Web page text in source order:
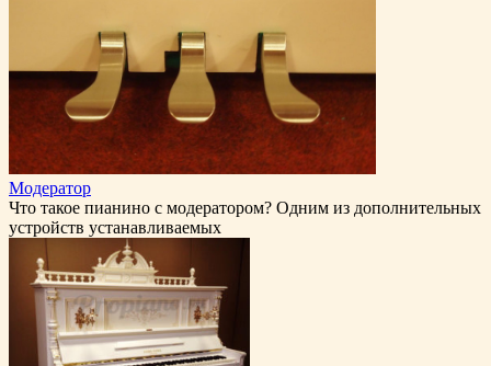
Модератор
Что такое пианино с модератором? Одним из дополнительных
устройств устанавливаемых